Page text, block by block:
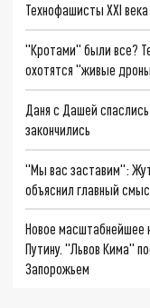
Технофашисты XXI века
"Кротами" были все?
охотятся "живые
Даня с Дашей
закончились
"Мы вас заставим":
объяснил главный
Новое масштабнейшее
Путину. "Львов Кима"
Запорожьем